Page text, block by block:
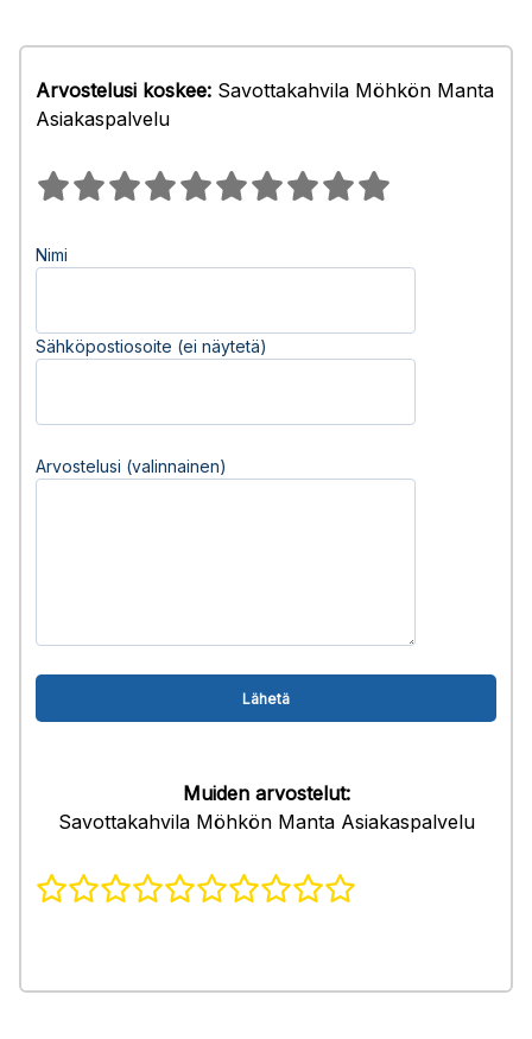
Arvostelusi koskee: Savottakahvila Möhkön Manta
Asiakaspalvelu
Nimi
Sähköpostiosoite (ei näytetä)
Arvostelusi (valinnainen)
Muiden arvostelut:
Savottakahvila Möhkön Manta Asiakaspalvelu